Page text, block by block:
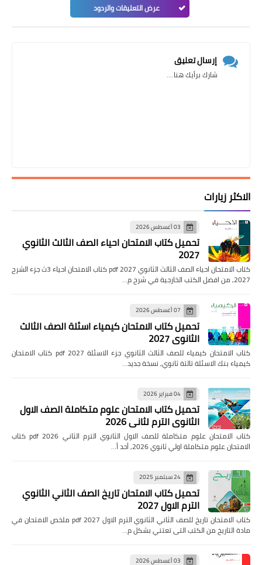
عرض التعليقات والردود
إرسال تعليق
شارك برأيك هنا....
الاكثر زيارات
03 أغسطس 2026
تحميل كتاب الامتحان احياء الصف الثالث الثانوي
2027
كتاب الامتحان احياء الصف الثالث الثانوي pdf 2027 كتاب الامتحان احياء 3ث جزء الشرح
2027, من افضل الكتب الخارجية في شرح م…
07 أغسطس 2026
تحميل كتاب الامتحان كيمياء اسئلة الصف الثالث
الثانوي 2027
كتاب الامتحان كيمياء للصف الثالث الثانوي جزء الاسئلة pdf 2027 كتاب الامتحان
كيمياء بنك الاسئلة تالتة ثانوي, نسخة جديد…
04 فبراير 2026
تحميل كتاب الامتحان علوم متكاملة الصف الاول
الثانوي الترم لثاني 2026
كتاب الامتحان علوم متكاملة للصف الاول الثانوي الترم الثاني pdf 2026 كتاب
الامتحان علوم متكاملة اولي ثانوي 2026, أحد أ…
24 سبتمبر 2025
تحميل كتاب الامتحان تاريخ الصف الثاني الثانوي
الترم الاول 2027
كتاب الامتحان تاريخ للصف الثاني الثانوي الترم الاول pdf 2027 ملخص الامتحان في
مادة التاريخ من الكتب التى تعتني بشكل م…
03 أغسطس 2026